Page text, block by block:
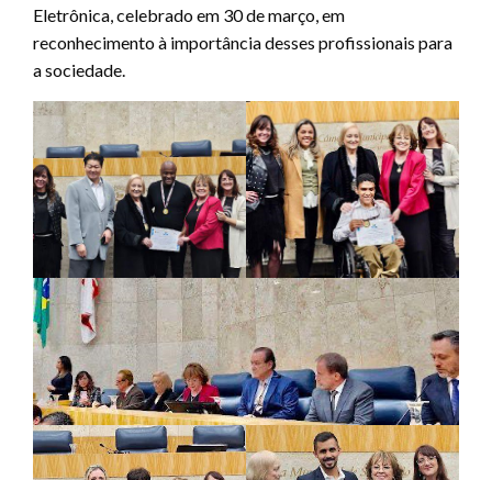
Eletrônica, celebrado em 30 de março, em
reconhecimento à importância desses profissionais para
a sociedade.